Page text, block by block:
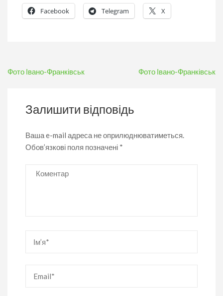
Facebook Telegram X
Навігація
Фото Івано-Франківськ Фото Івано-Франківськ
Залишити відповідь
Ваша e-mail адреса не оприлюднюватиметься.
Обов’язкові поля позначені *
Коментар